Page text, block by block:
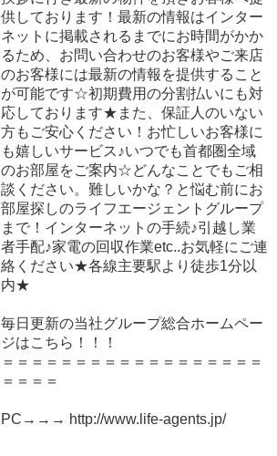
供しております！最新の情報はインター
ネットに掲載されるまでにお時間がかか
るため、お問い合わせのお客様やご来店
のお客様には最新の情報を提供すること
が可能です☆初期費用の分割払いにも対
応しております★また、保証人のいない
方もご安心ください！お忙しいお客様に
も嬉しいサービス♪いつでも首都圏全域
のお部屋をご案内☆どんなことでもご相
談ください。難しいかな？と悩む前にお
部屋探しのライフエージェントグループ
まで！インターネットの手続♪引越し業
者手配♪家電の回収作業etc..お気軽にご連
絡ください★各線主要駅より徒歩1分以
内★
毎日更新の当社グループ総合ホームペー
ジはこちら！！！
＝＝＝＝＝＝＝＝＝＝＝＝＝＝＝＝＝＝
＝＝＝＝
PC→→→ http://www.life-agents.jp/